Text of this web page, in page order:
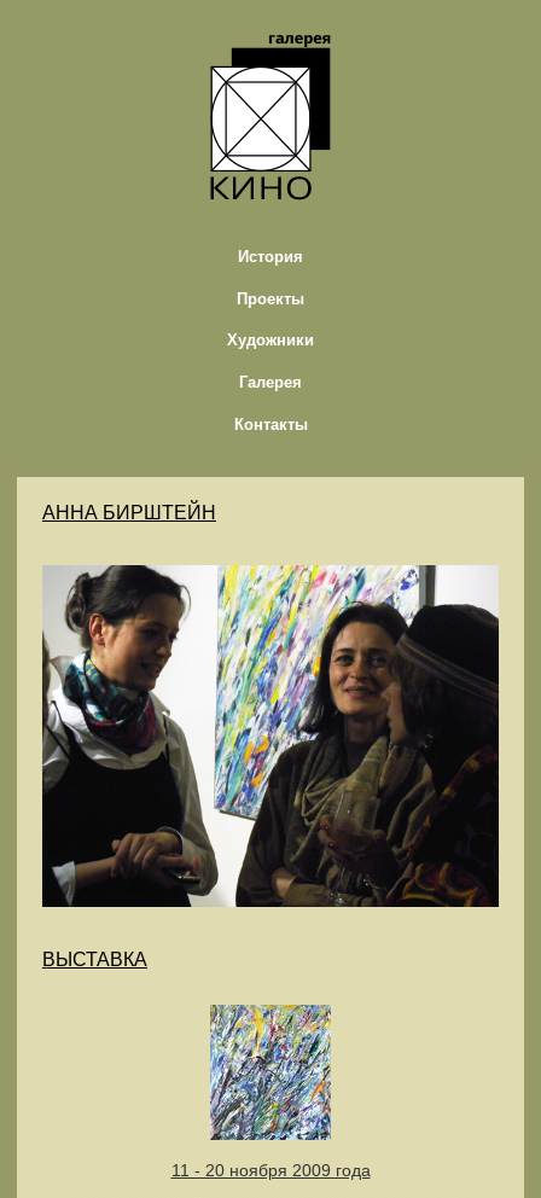
История
Проекты
Художники
Галерея
Контакты
АННА БИРШТЕЙН
ВЫСТАВКА
11 - 20 ноября 2009 года